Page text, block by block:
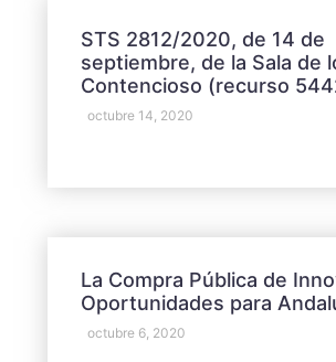
STS 2812/2020, de 14 de
septiembre, de la Sala de
Contencioso (recurso
octubre 14, 2020
La Compra Pública de
Oportunidades para
octubre 6, 2020